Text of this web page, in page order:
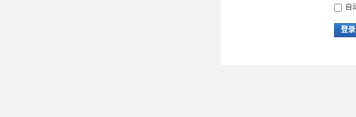
自
登录